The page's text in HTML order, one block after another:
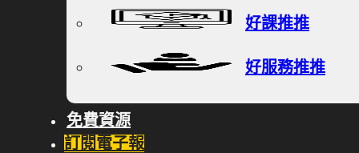
好課推推
好服務推推
免費資源
訂閱電子報